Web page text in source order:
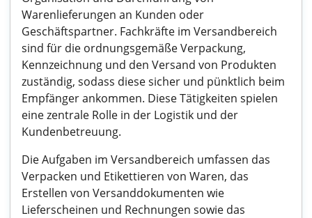
Warenlieferungen an Kunden oder
Geschäftspartner. Fachkräfte im Versandbereich
sind für die ordnungsgemäße Verpackung,
Kennzeichnung und den Versand von Produkten
zuständig, sodass diese sicher und pünktlich beim
Empfänger ankommen. Diese Tätigkeiten spielen
eine zentrale Rolle in der Logistik und der
Kundenbetreuung.
Die Aufgaben im Versandbereich umfassen das
Verpacken und Etikettieren von Waren, das
Erstellen von Versanddokumenten wie
Lieferscheinen und Rechnungen sowie das